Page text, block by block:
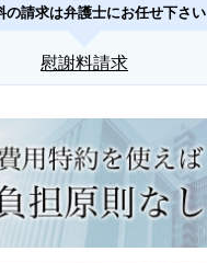
の請求は弁護士にお任せ下さい
慰謝料請求